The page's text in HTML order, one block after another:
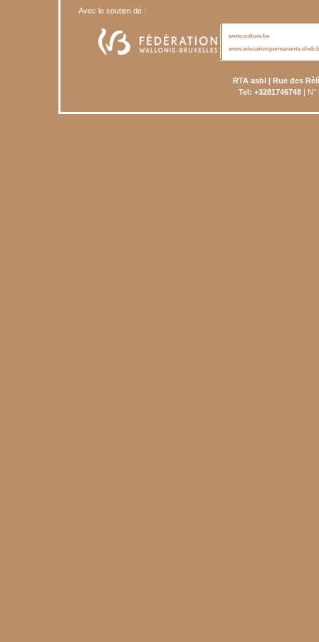
Avec le soutien de :
www.culture.be
RTA asbl | Rue des
Tel: +3281746748| N°